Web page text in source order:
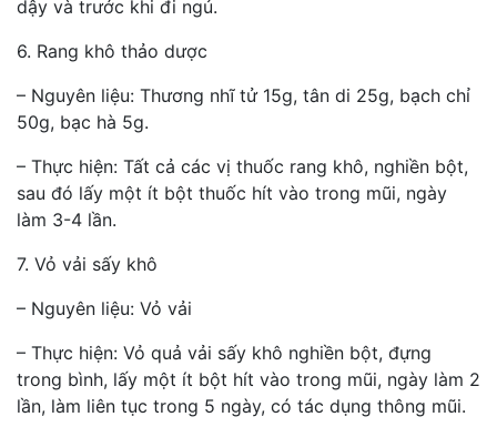
dậy và trước khi đi ngủ.
6. Rang khô thảo dược
– Nguyên liệu: Thương nhĩ tử 15g, tân di 25g, bạch chỉ
50g, bạc hà 5g.
– Thực hiện: Tất cả các vị thuốc rang khô, nghiền bột,
sau đó lấy một ít bột thuốc hít vào trong mũi, ngày
làm 3-4 lần.
7. Vỏ vải sấy khô
– Nguyên liệu: Vỏ vải
– Thực hiện: Vỏ quả vải sấy khô nghiền bột, đựng
trong bình, lấy một ít bột hít vào trong mũi, ngày làm 2
lần, làm liên tục trong 5 ngày, có tác dụng thông mũi.